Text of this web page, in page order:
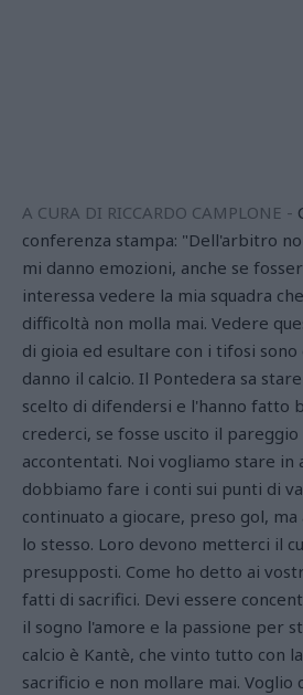
A CURA DI RICCARDO CAMPLONE -
conferenza stampa: "Dell'arbitro
mi danno emozioni, anche se
interessa vedere la mia squadra
difficoltà non molla mai. Vedere
di gioia ed esultare con i tifosi
danno il calcio. Il Pontedera sa
scelto di difendersi e l'hanno fatto
crederci, se fosse uscito il pareggio
accontentati. Noi vogliamo stare in
dobbiamo fare i conti sui punti di
continuato a giocare, preso gol,
lo stesso. Loro devono metterci il
presupposti. Come ho detto ai
fatti di sacrifici. Devi essere
il sogno l'amore e la passione per
calcio è Kantè, che vinto tutto con
sacrificio e non mollare mai. Voglio